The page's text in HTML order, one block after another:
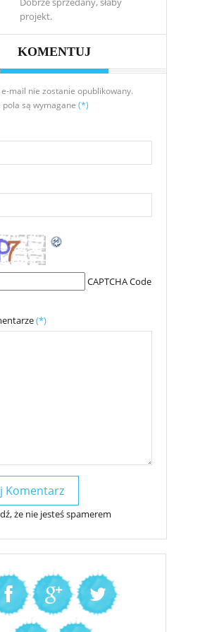
projekt.
KOMENTUJ
mail nie zostanie opublikowany.
są wymagane (*)
CAPTCHA Code
(*)
że nie jesteś spamerem